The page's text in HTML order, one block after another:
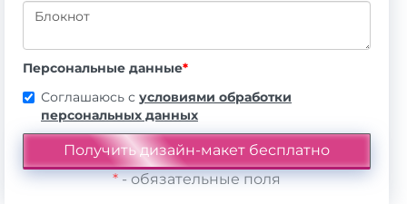
Персональные данные*
Соглашаюсь с условиями обработки
персональных данных
*- обязательные поля